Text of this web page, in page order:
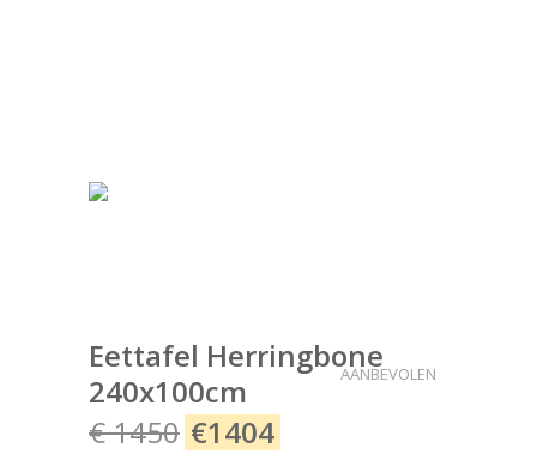
Eettafel Herringbone
240x100cm
€ 1450 €1404
AANBEVOLEN